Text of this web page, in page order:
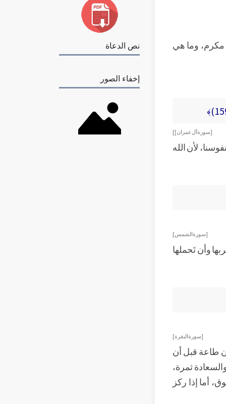
مكرم، وما هي
[ سورة آل عمران] ]
لأن الله
[سورة الشمس]
وأن تَحملها
[سورة البقرة]
طاعة قبل أن
ثمرة،
أما إذا ركز
نص الدعاة
إخفاء الصور